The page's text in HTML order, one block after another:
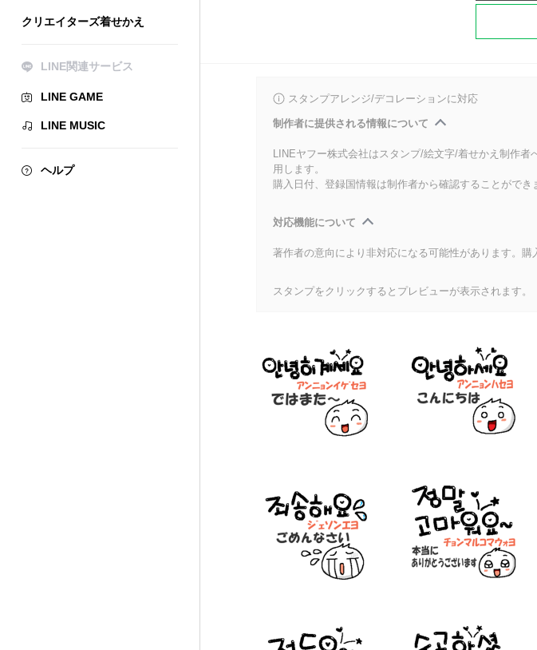
クリエイターズ着せかえ
LINE関連サービス
LINE GAME
LINE MUSIC
ヘルプ
スタンプアレンジ/デコレーションに対応
制作者に提供される情報について
LINEヤフー株式会社はスタンプ/絵文字/着せかえ制作
用します。
購入日付、登録国情報は制作者から確認することがで
対応機能について
著作者の意向により非対応になる可能性があります。購
スタンプをクリックするとプレビューが表示されます。